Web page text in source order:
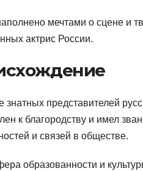
мечтами о сцене и
актрис России.
представителей
к благородству и имел
и связей в обществе.
образованности и